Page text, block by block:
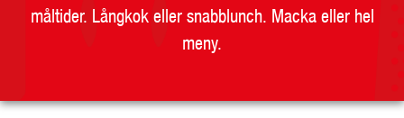
LEVERANTÖR
RESTAURANG OCH STORHUSHÅLL
måltider. Långkok eller snabblunch. Macka eller hel
meny.